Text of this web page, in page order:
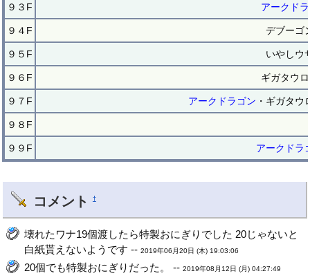
９３F アークド
９４F デブーゴ
９５F いやしウ
９６F ギガタウ
９７F アークドラゴン ・ギガタ
９８F
９９F アークドラ
コメント †
壊れたワナ19個渡したら特製おにぎりでした 20じゃないと
白紙貰えないようです --2019年06月20日 (木) 19:03:06
20個でも特製おにぎりだった。 --2019年08月12日 (月) 04:27:49